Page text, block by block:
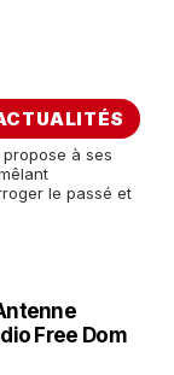
à ses
le passé et
Free Dom